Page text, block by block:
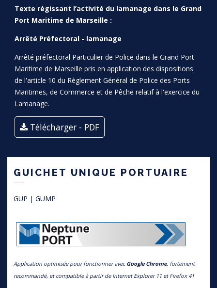
Texte régissant l’activité du lamanage dans le Grand
Port Maritime de Marseille :
Arrêté Préfectoral - lamanage
Arrêté préfectoral Particulier de Police dans le Grand Port
Maritime de Marseille pris en application des dispositions
de l'article 10 du Règlement Général de Police des Ports
Maritimes, de Commerce et de Pêche relatif à l'exercice du
Lamanage.
Télécharger - PDF
GUICHET UNIQUE PORTUAIRE
GUP | GUMP
Application optimisée pour fonctionner avecGoogle Chrome, fortement
recommandé, et compatible à partir de Internet Explorer 11 et Firefox 41